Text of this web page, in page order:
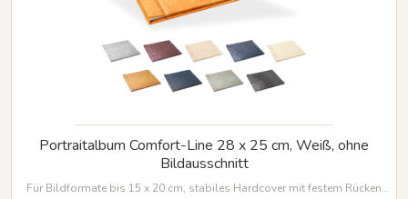
Portraitalbum Comfort-Line 28 x 25 cm, Weiß, ohne
Bildausschnitt
Für Bildformate bis 15 x 20 cm, stabiles Hardcover mit festem Rücken